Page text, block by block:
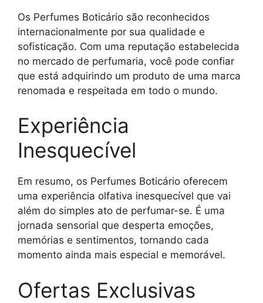
Os Perfumes Boticário são reconhecidos
internacionalmente por sua qualidade e
sofisticação. Com uma reputação estabelecida
no mercado de perfumaria, você pode confiar
que está adquirindo um produto de uma marca
renomada e respeitada em todo o mundo.
Experiência
Inesquecível
Em resumo, os Perfumes Boticário oferecem
uma experiência olfativa inesquecível que vai
além do simples ato de perfumar-se. É uma
jornada sensorial que desperta emoções,
memórias e sentimentos, tornando cada
momento ainda mais especial e memorável.
Ofertas Exclusivas